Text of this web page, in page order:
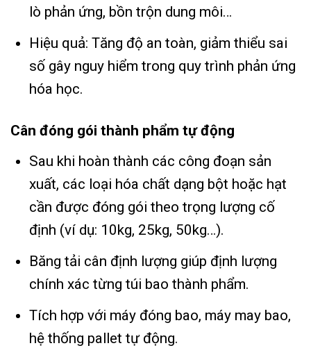
lò phản ứng, bồn trộn dung môi…
Hiệu quả: Tăng độ an toàn, giảm thiểu sai
số gây nguy hiểm trong quy trình phản ứng
hóa học.
Cân đóng gói thành phẩm tự động
Sau khi hoàn thành các công đoạn sản
xuất, các loại hóa chất dạng bột hoặc hạt
cần được đóng gói theo trọng lượng cố
định (ví dụ: 10kg, 25kg, 50kg…).
Băng tải cân định lượng giúp định lượng
chính xác từng túi bao thành phẩm.
Tích hợp với máy đóng bao, máy may bao,
hệ thống pallet tự động.